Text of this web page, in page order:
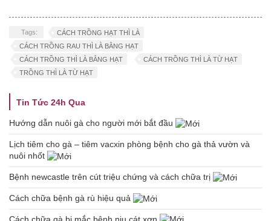
Tags:
CÁCH TRỒNG HẠT THÌ LÀ
CÁCH TRỒNG RAU THÌ LÀ BẰNG HẠT
CÁCH TRỒNG THÌ LÀ BẰNG HẠT
CÁCH TRỒNG THÌ LÀ TỪ HẠT
TRỒNG THÌ LÀ TỪ HẠT
Tin Tức 24h Qua
Hướng dẫn nuôi gà cho người mới bắt đầu
Lịch tiêm cho gà – tiêm vacxin phòng bệnh cho gà thả vườn và
nuôi nhốt
Bệnh newcastle trên cút triệu chứng và cách chữa trị
Cách chữa bệnh gà rù hiệu quả
Cách chữa gà bị mắc bệnh niu cát xơn